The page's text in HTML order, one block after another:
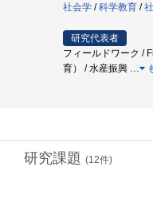
社会学 /科学教育 /
研究代表者
フィールドワーク /
育） / 水産振興 …
研究課題 (12件)